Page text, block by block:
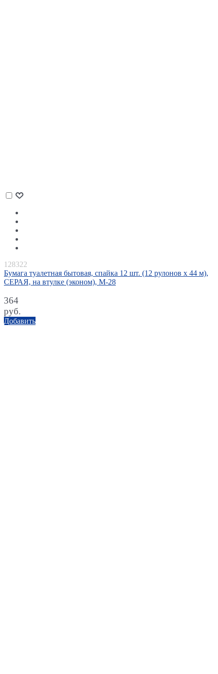
128322
Бумага туалетная бытовая, спайка 12 шт. (12 рулонов х 44 м),
СЕРАЯ, на втулке (эконом), М-28
364
руб.
Добавить